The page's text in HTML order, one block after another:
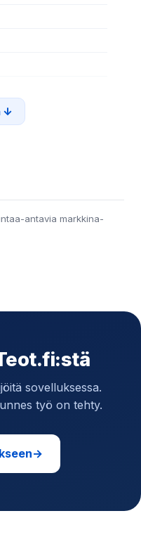
antavia markkina-
sovelluksessa.
työ on tehty.
→